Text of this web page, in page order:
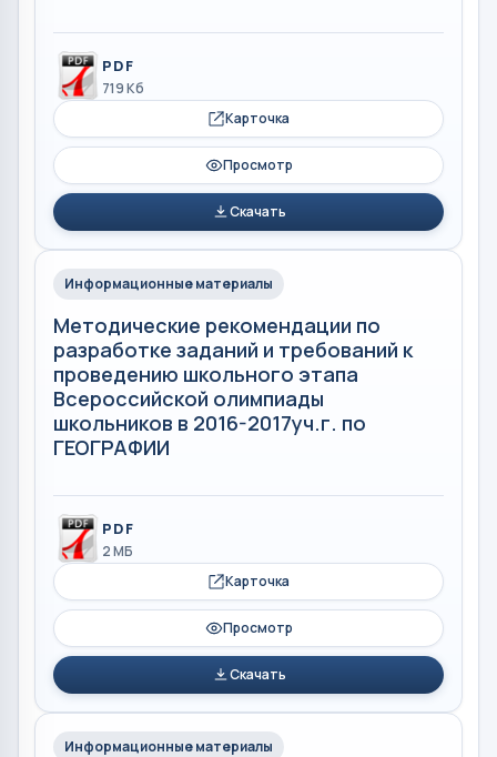
PDF
719 Кб
Карточка
Просмотр
Скачать
Информационные материалы
Методические рекомендации по
разработке заданий и требований к
проведению школьного этапа
Всероссийской олимпиады
школьников в 2016-2017уч.г. по
ГЕОГРАФИИ
PDF
2 МБ
Карточка
Просмотр
Скачать
Информационные материалы